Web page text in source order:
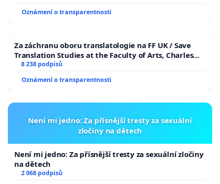
Oznámení o transparentnosti
Za záchranu oboru translatologie na FF UK / Save
Translation Studies at the Faculty of Arts, Charles
University
8 238 podpisů
Oznámení o transparentnosti
Není mi jedno: Za přísnější tresty za sexuální
zločiny na dětech
Není mi jedno: Za přísnější tresty za sexuální zločiny
na dětech
2 068 podpisů